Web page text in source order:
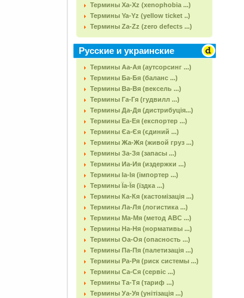
Термины Xa-Xz (xenophobia ...)
Термины Ya-Yz (yellow ticket ..)
Термины Za-Zz (zero defects ...)
Русские и украинские
Термины Аа-Ая (аутсорсинг ...)
Термины Ба-Бя (баланс ...)
Термины Ва-Вя (вексель ...)
Термины Га-Гя (гудвилл ...)
Термины Да-Дя (дистрибуція...)
Термины Еа-Ея (експортер ...)
Термины Єа-Єя (єдиний ...)
Термины Жа-Жя (живой груз ...)
Термины За-Зя (запасы ...)
Термины Иа-Ия (издержки ...)
Термины Іа-Ія (імпортер ...)
Термины Їа-Їя (їздка ...)
Термины Ка-Кя (кастомізація ...)
Термины Ла-Ля (логистика ...)
Термины Ма-Мя (метод АВС ...)
Термины На-Ня (нормативы ...)
Термины Оа-Оя (опасность ...)
Термины Па-Пя (палетизація ...)
Термины Ра-Ря (риск системы ...)
Термины Са-Ся (сервіс ...)
Термины Та-Тя (тариф ...)
Термины Уа-Уя (унітізація ...)